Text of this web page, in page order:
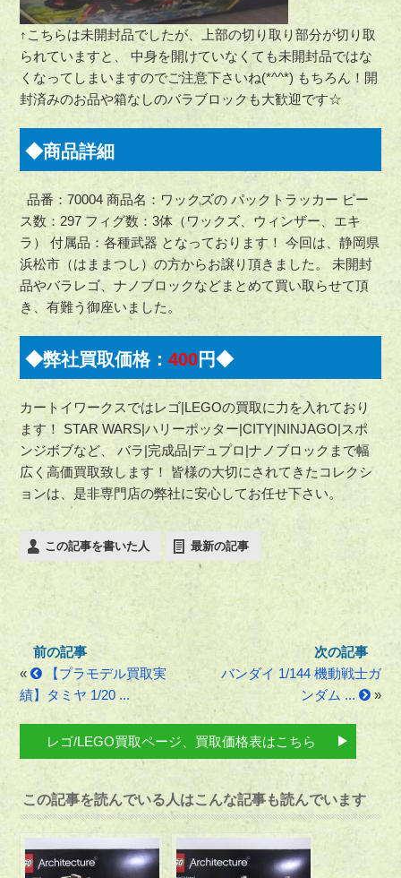
↑こちらは未開封品でしたが、上部の切り取り部分が切り取
られていますと、 中身を開けていなくても未開封品ではな
くなってしまいますのでご注意下さいね(*^^*) もちろん！開
封済みのお品や箱なしのバラブロックも大歓迎です☆
◆商品詳細
品番：70004 商品名：ワックズの パックトラッカー ピー
ス数：297 フィグ数：3体（ワックズ、ウィンザー、エキ
ラ） 付属品：各種武器 となっております！ 今回は、静岡県
浜松市（はままつし）の方からお譲り頂きました。 未開封
品やバラレゴ、ナノブロックなどまとめて買い取らせて頂
き、有難う御座いました。
◆弊社買取価格：400円◆
カートイワークスではレゴ|LEGOの買取に力を入れており
ます！ STAR WARS|ハリーポッター|CITY|NINJAGO|スポ
ンジボブなど、 バラ|完成品|デュプロ|ナノブロックまで幅
広く高価買取致します！ 皆様の大切にされてきたコレクシ
ョンは、是非専門店の弊社に安心してお任せ下さい。
この記事を書いた人 最新の記事
«
【プラモデル買取実
績】タミヤ 1/20 ...
バンダイ 1/144 機動戦士ガ
ンダム ...
»
レゴ/LEGO買取ページ、買取価格表はこちら
この記事を読んでいる人はこんな記事も読んでいます